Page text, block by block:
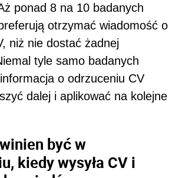
ponad 8 na 10 badanych
otrzymać wiadomość o
niż nie dostać żadnej
tyle samo badanych
o odrzuceniu CV
dalej i aplikować na kolejne
być w
kiedy wysyła CV i